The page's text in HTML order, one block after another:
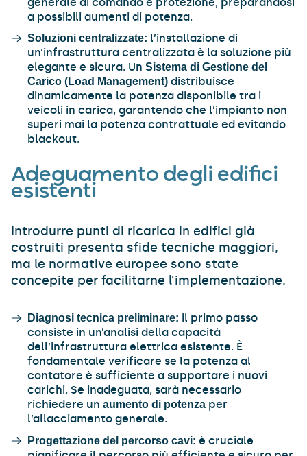
a possibili aumenti di potenza.
Soluzioni centralizzate: l’installazione di
un’infrastruttura centralizzata è la soluzione più
elegante e sicura. Un Sistema di Gestione del
Carico (Load Management) distribuisce
dinamicamente la potenza disponibile tra i
veicoli in carica, garantendo che l’impianto non
superi mai la potenza contrattuale ed evitando
blackout.
Adeguamento degli edifici
esistenti
Introdurre punti di ricarica in edifici già
costruiti presenta sfide tecniche maggiori,
ma le normative europee sono state
concepite per facilitarne l’implementazione.
Diagnosi tecnica preliminare: il primo passo
consiste in un’analisi della capacità
dell’infrastruttura elettrica esistente. È
fondamentale verificare se la potenza al
contatore è sufficiente a supportare i nuovi
carichi. Se inadeguata, sarà necessario
richiedere un aumento di potenza per
l’allacciamento generale.
Progettazione del percorso cavi: è cruciale